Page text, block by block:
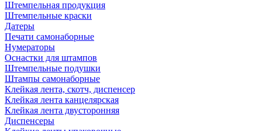
Штемпельная продукция
Штемпельные краски
Датеры
Печати самонаборные
Нумераторы
Оснастки для штампов
Штемпельные подушки
Штампы самонаборные
Клейкая лента, скотч, диспенсер
Клейкая лента канцелярская
Клейкая лента двусторонняя
Диспенсеры